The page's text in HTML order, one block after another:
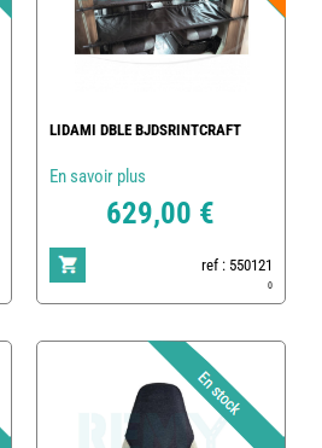
LIDAMI DBLE BJDSRINTCRAFT
En savoir plus
629,00 €
ref : 550121
0